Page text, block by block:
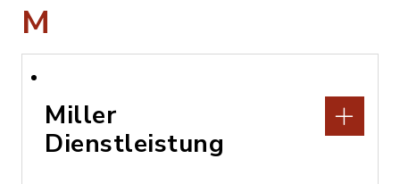
M
Miller
Dienstleistung